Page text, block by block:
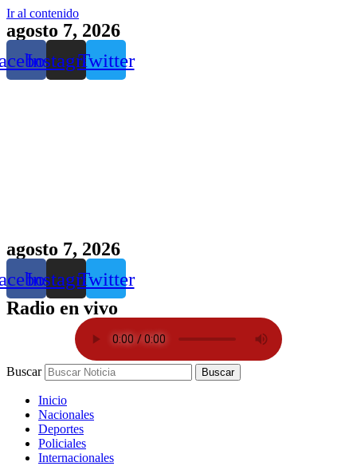
Ir al contenido
agosto 7, 2026
InstagramTwitter
agosto 7, 2026
InstagramTwitter
Radio en vivo
Buscar Buscar
Inicio
Nacionales
Deportes
Policiales
Internacionales